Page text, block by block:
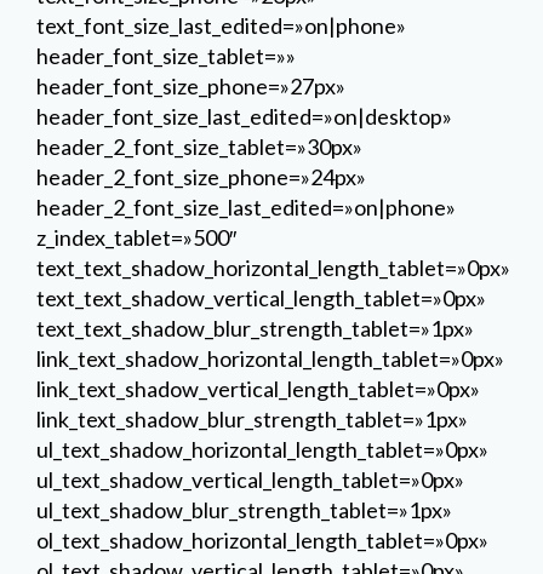
text_text_shadow_horizontal_length_tablet=»0px»
text_text_shadow_vertical_length_tablet=»0px»
text_text_shadow_blur_strength_tablet=»1px»
link_text_shadow_horizontal_length_tablet=»0px»
link_text_shadow_vertical_length_tablet=»0px»
link_text_shadow_blur_strength_tablet=»1px»
ul_text_shadow_horizontal_length_tablet=»0px»
ul_text_shadow_vertical_length_tablet=»0px»
ul_text_shadow_blur_strength_tablet=»1px»
ol_text_shadow_horizontal_length_tablet=»0px»
ol_text_shadow_vertical_length_tablet=»0px»
ol_text_shadow_blur_strength_tablet=»1px»
quote_text_shadow_horizontal_length_tablet=»0px»
quote_text_shadow_vertical_length_tablet=»0px»
quote_text_shadow_blur_strength_tablet=»1px»
header_text_shadow_horizontal_length_tablet=»0px»
header_text_shadow_vertical_length_tablet=»0px»
header_text_shadow_blur_strength_tablet=»1px»